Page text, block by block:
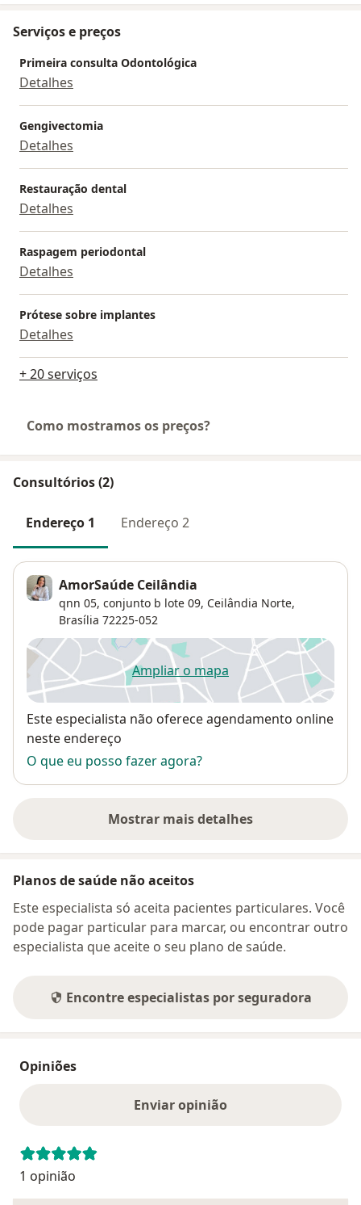
Serviços e preços
Primeira consulta Odontológica
Detalhes
Gengivectomia
Detalhes
Restauração dental
Detalhes
Raspagem periodontal
Detalhes
Prótese sobre implantes
Detalhes
+ 20 serviços
Como mostramos os preços?
Consultórios (2)
Endereço 1 Endereço 2
AmorSaúde Ceilândia
qnn 05, conjunto b lote 09, Ceilândia Norte,
Brasília 72225-052
Ampliar o mapaabre num novo separador
Disponibilidade
Este especialista não oferece agendamento online
neste endereço
O que eu posso fazer agora?
Mostrar mais detalhes
sobre o endereço
Planos de saúde não aceitos
Este especialista só aceita pacientes particulares. Você
pode pagar particular para marcar, ou encontrar outro
especialista que aceite o seu plano de saúde.
Encontre especialistas por seguradora
Opiniões
Enviar opinião
1 opinião